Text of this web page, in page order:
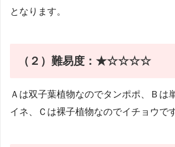
となります。
（２）難易度：★☆☆☆☆
Ａは双子葉植物なのでタンポポ、Ｂは
イネ、Ｃは裸子植物なのでイチョウです